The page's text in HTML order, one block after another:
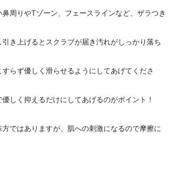
周りやTゾーン、フェースラインなど、ザラつき
き上げるとスクラブが届き汚れがしっかり落ち
らず優しく滑らせるようにしてあげてくださ
しく抑えるだけにしてあげるのがポイント！
ではありますが、肌への刺激になるので摩擦に